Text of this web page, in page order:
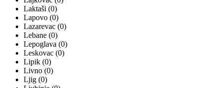
Laktaši (0)
Lapovo (0)
Lazarevac (0)
Lebane (0)
Lepoglava (0)
Leskovac (0)
Lipik (0)
Livno (0)
Ljig (0)